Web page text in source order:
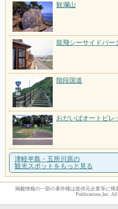
観瀾山
龍飛シーサイドパー
階段国道
おだいばオートビレ
津軽半島・五所川原の
観光スポットをもっと見る
掲載情報の一部の著作権は提供元企業等に帰
Publications,Inc. All